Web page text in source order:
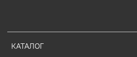
КАТАЛОГ